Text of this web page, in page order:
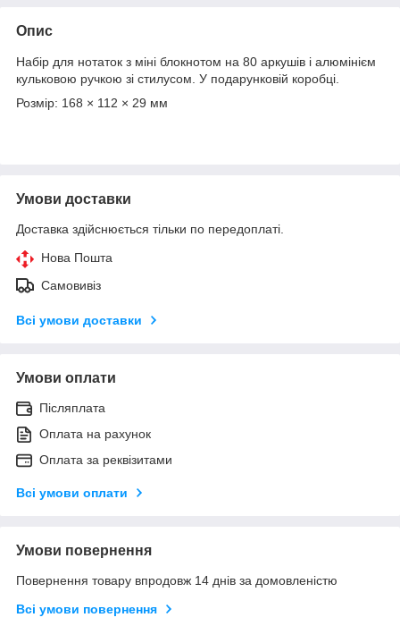
Опис
Набір для нотаток з міні блокнотом на 80 аркушів і алюмінієм
кульковою ручкою зі стилусом. У подарунковій коробці.
Розмір: 168 × 112 × 29 мм
Умови доставки
Доставка здійснюється тільки по передоплаті.
Нова Пошта
Самовивіз
Всі умови доставки
Умови оплати
Післяплата
Оплата на рахунок
Оплата за реквізитами
Всі умови оплати
Умови повернення
Повернення товару впродовж 14 днів за домовленістю
Всі умови повернення